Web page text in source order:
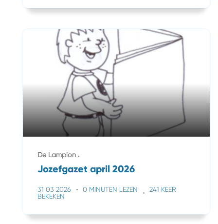
De Lampion
Jozefgazet april 2026
31 03 2026 0 MINUTEN LEZEN
241 KEER
BEKEKEN